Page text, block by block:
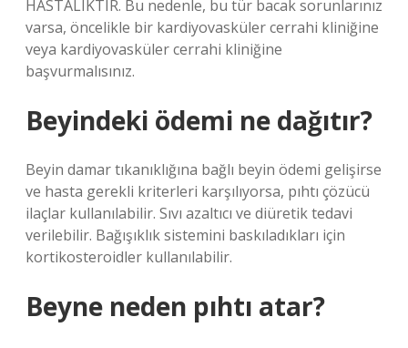
HASTALIKTIR. Bu nedenle, bu tür bacak sorunlarınız
varsa, öncelikle bir kardiyovasküler cerrahi kliniğine
veya kardiyovasküler cerrahi kliniğine
başvurmalısınız.
Beyindeki ödemi ne dağıtır?
Beyin damar tıkanıklığına bağlı beyin ödemi gelişirse
ve hasta gerekli kriterleri karşılıyorsa, pıhtı çözücü
ilaçlar kullanılabilir. Sıvı azaltıcı ve diüretik tedavi
verilebilir. Bağışıklık sistemini baskıladıkları için
kortikosteroidler kullanılabilir.
Beyne neden pıhtı atar?